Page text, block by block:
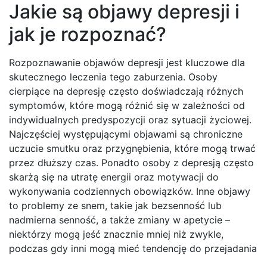
Jakie są objawy depresji i
jak je rozpoznać?
Rozpoznawanie objawów depresji jest kluczowe dla
skutecznego leczenia tego zaburzenia. Osoby
cierpiące na depresję często doświadczają różnych
symptomów, które mogą różnić się w zależności od
indywidualnych predyspozycji oraz sytuacji życiowej.
Najczęściej występującymi objawami są chroniczne
uczucie smutku oraz przygnębienia, które mogą trwać
przez dłuższy czas. Ponadto osoby z depresją często
skarżą się na utratę energii oraz motywacji do
wykonywania codziennych obowiązków. Inne objawy
to problemy ze snem, takie jak bezsenność lub
nadmierna senność, a także zmiany w apetycie –
niektórzy mogą jeść znacznie mniej niż zwykle,
podczas gdy inni mogą mieć tendencję do przejadania